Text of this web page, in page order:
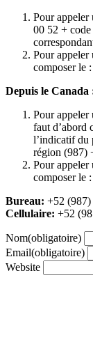
Pour
00 52 +
Pour
composer le
Depuis le Canada
Pour appeler
faut d’abord
l’indicatif du
région (987)
Pour
composer le
Bureau: +52
Cellulaire: +52
Nom(obligatoire)
Email(obligatoire)
Website